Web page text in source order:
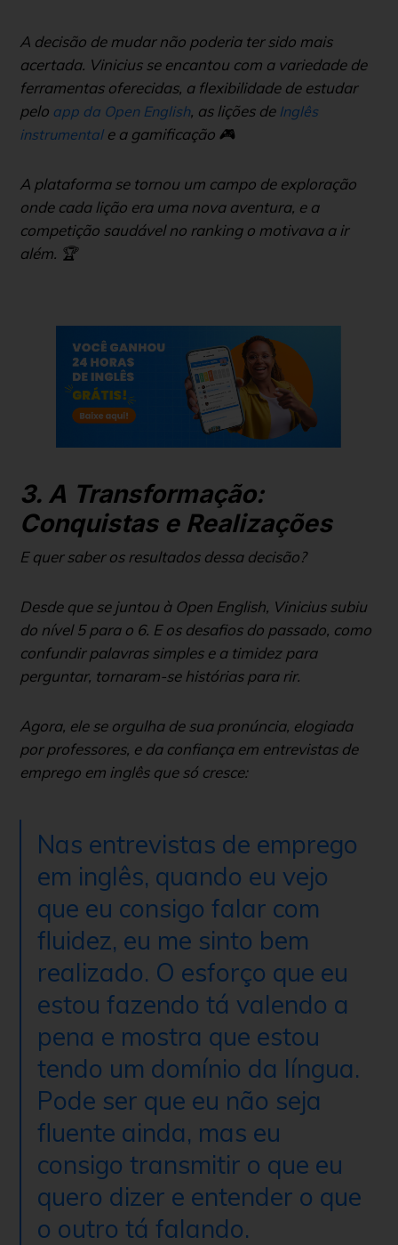
A decisão de mudar não poderia ter sido mais
acertada. Vinicius se encantou com a variedade de
ferramentas oferecidas, a flexibilidade de estudar
pelo app da Open English, as lições de Inglês
instrumentale a gamificação 🎮
A plataforma se tornou um campo de exploração
onde cada lição era uma nova aventura, e a
competição saudável no ranking o motivava a ir
além. 🏆
3. A Transformação:
Conquistas e Realizações
E quer saber os resultados dessa decisão?
Desde que se juntou à Open English, Vinicius subiu
do nível 5 para o 6. E os desafios do passado, como
confundir palavras simples e a timidez para
perguntar, tornaram-se histórias para rir.
Agora, ele se orgulha de sua pronúncia, elogiada
por professores, e da confiança em entrevistas de
emprego em inglês que só cresce:
Nas entrevistas de emprego
em inglês, quando eu vejo
que eu consigo falar com
fluidez, eu me sinto bem
realizado. O esforço que eu
estou fazendo tá valendo a
pena e mostra que estou
tendo um domínio da língua.
Pode ser que eu não seja
fluente ainda, mas eu
consigo transmitir o que eu
quero dizer e entender o que
o outro tá falando.